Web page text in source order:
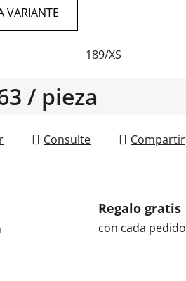
VARIANTE
189/XS
/ pieza
Consulte Compartir
Regalo gratis
con cada pedido